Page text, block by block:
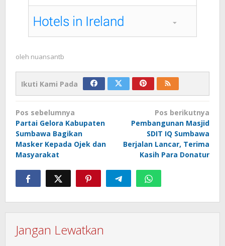
oleh nuansantb
Ikuti Kami Pada
Navigasi
pos
Pos sebelumnya
Partai Gelora Kabupaten
Sumbawa Bagikan
Masker Kepada Ojek dan
Masyarakat
Pos berikutnya
Pembangunan Masjid
SDIT IQ Sumbawa
Berjalan Lancar, Terima
Kasih Para Donatur
Jangan Lewatkan